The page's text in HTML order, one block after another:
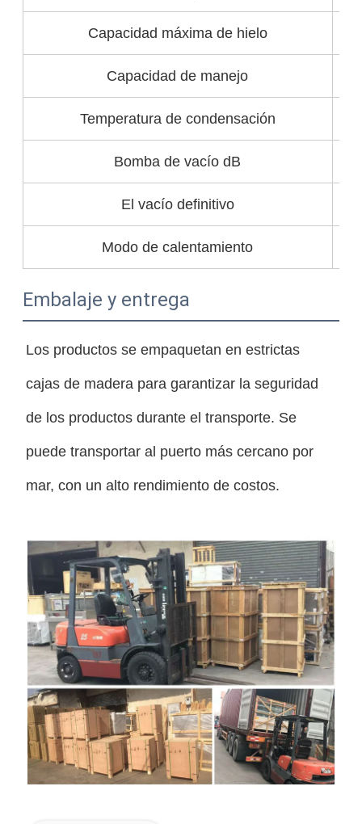
Capacidad máxima de hielo
Capacidad de manejo
Temperatura de condensación
Bomba de vacío dB
El vacío definitivo
Modo de calentamiento
Embalaje y entrega
Los productos se empaquetan en estrictas
cajas de madera para garantizar la seguridad
de los productos durante el transporte. Se
puede transportar al puerto más cercano por
mar, con un alto rendimiento de costos.